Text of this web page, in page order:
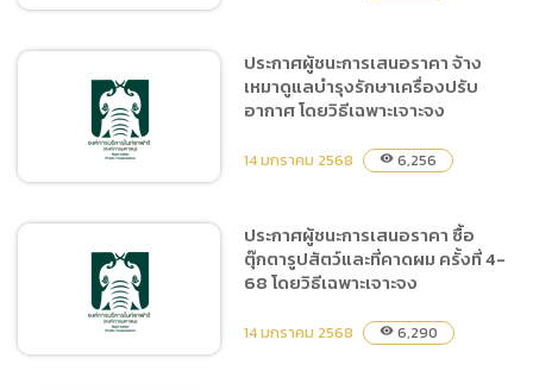
ประกวดราคาอิเล็กทรอนิกส์
ประกาศผู้ชนะการเสนอราคา
ซื้อไม้ดอก ไม้ประดับ จำนวน
37 รายการ โดยวิธีเฉพาะ
เจาะจง
ประกาศผู้ชนะการเสนอราคา
จ้างเหมาดูแลบำรุงรักษา
เครื่องปรับอากาศ โดยวิธี
เฉพาะเจาะจง
ประกาศผู้ชนะการเสนอราคา จ้าง
เหมาดูแลบำรุงรักษาเครื่องปรับ
อากาศ โดยวิธีเฉพาะเจาะจง
14 มกราคม 2568 visibility 6,256
ประกาศผู้ชนะการเสนอราคา ซื้อ
ตุ๊กตารูปสัตว์และที่คาดผม ครั้งที่ 4-
68 โดยวิธีเฉพาะเจาะจง
14 มกราคม 2568 visibility 6,290